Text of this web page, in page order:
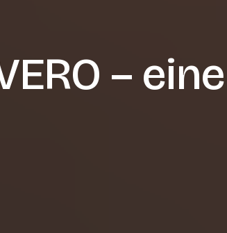
–